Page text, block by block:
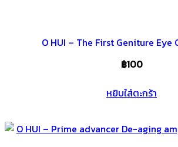
O HUI – The First Geniture Eye
฿100
หยิบใส่ตะกร้า